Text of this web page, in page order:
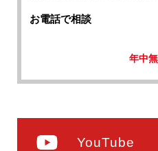
お電話で相談
年中
YouTube